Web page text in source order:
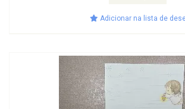
Adicionar na lista de